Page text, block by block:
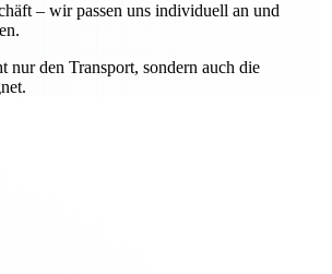
– wir passen uns individuell an und
den Transport, sondern auch die